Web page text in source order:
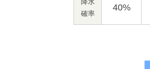
確率
40%